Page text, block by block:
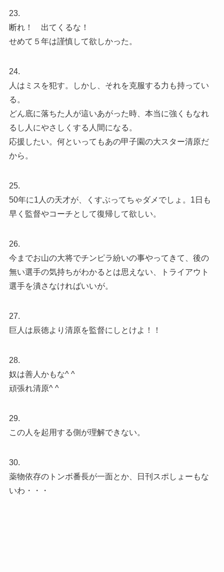
23.
断れ！ 出てくるな！
せめて５年は謹慎して欲しかった。
24.
人はミスを犯す。しかし、それを克服する力も持ってい
る。
どん底に落ちた人が這いあがった時、本当に強くもなれ
るし人にやさしくする人間になる。
応援したい。何といってもあの甲子園の大スター清原だ
から。
25.
50年に1人の天才が、くすぶってちゃダメでしょ。1日も
早く監督やコーチとして復帰して欲しい。
26.
今までお山の大将でチンピラ紛いの事やってきて、後の
無い選手の気持ちがわかるとは思えない、トライアウト
選手を潰さなければいいが。
27.
巨人は辰徳より清原を監督にしとけよ！！
28.
奴は善人かもな^ ^
頑張れ清原^ ^
29.
この人を起用する側が理解できない。
30.
薬物依存のトンボ番長が一面とか、日刊スポしょーもな
いわ・・・